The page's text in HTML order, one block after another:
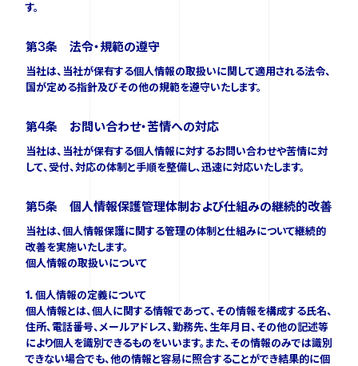
FOLLOW US
す。
第3条 法令・規範の遵守
当社は、当社が保有する個人情報の取扱いに関して適用される法令、
国が定める指針及びその他の規範を遵守いたします。
第4条 お問い合わせ・苦情への対応
当社は、当社が保有する個人情報に対するお問い合わせや苦情に対
して、受付、対応の体制と手順を整備し、迅速に対応いたします。
第5条 個人情報保護管理体制および仕組みの継続的改善
当社は、個人情報保護に関する管理の体制と仕組みについて継続的
改善を実施いたします。
個人情報の取扱いについて
1. 個人情報の定義について
個人情報とは、個人に関する情報であって、その情報を構成する氏名、
住所、電話番号、メールアドレス、勤務先、生年月日、その他の記述等
により個人を識別できるものをいいます。また、その情報のみでは識別
できない場合でも、他の情報と容易に照合することができ結果的に個